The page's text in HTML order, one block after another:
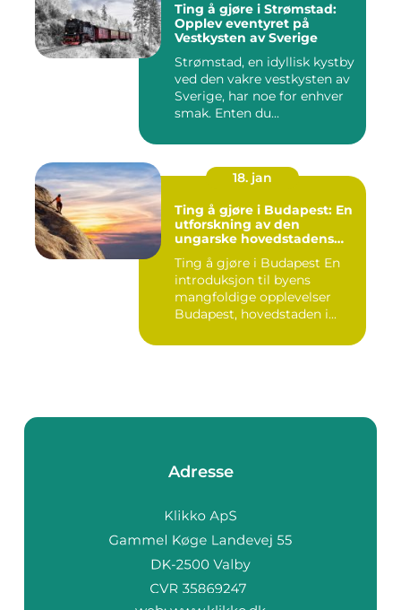
Ting å gjøre i Strømstad:
Opplev eventyret på
Vestkysten av Sverige
Strømstad, en idyllisk kystby
ved den vakre vestkysten av
Sverige, har noe for enhver
smak. Enten du...
18. jan
Ting å gjøre i Budapest: En
utforskning av den
ungarske hovedstadens
Ting å gjøre i Budapest En
introduksjon til byens
mangfoldige opplevelser
Budapest, hovedstaden i...
Adresse